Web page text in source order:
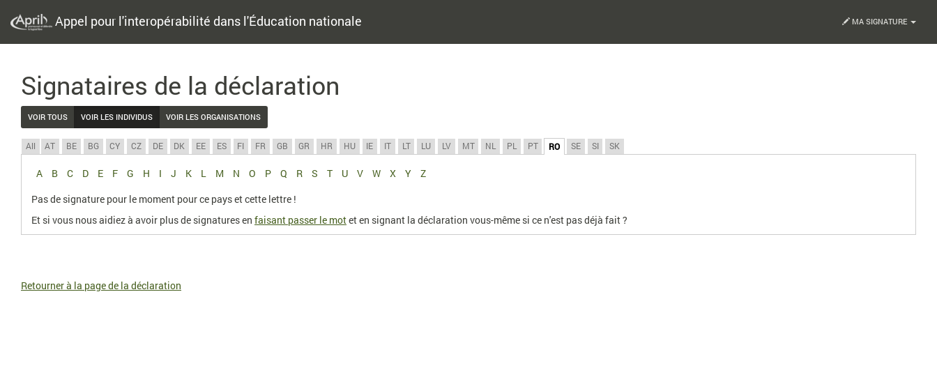
Appel pour l'interopérabilité dans l'Éducation nationale MA SIGNATURE
Signataires de la déclaration
VOIR TOUS VOIR LES INDIVIDUS VOIR LES ORGANISATIONS
All AT BE BG CY CZ DE DK EE ES FI FR GB GR HR HU IE IT LT LU LV MT NL PL PT RO SE SI SK
A B C D E F G H I J K L M N O P Q R S T U V W X Y
Z
Pas de signature pour le moment pour ce pays et cette lettre !
Et si vous nous aidiez à avoir plus de signatures en faisant passer le motet en signant la déclaration vous-même si ce n'est pas déjà fait ?
Retourner à la page de la déclaration